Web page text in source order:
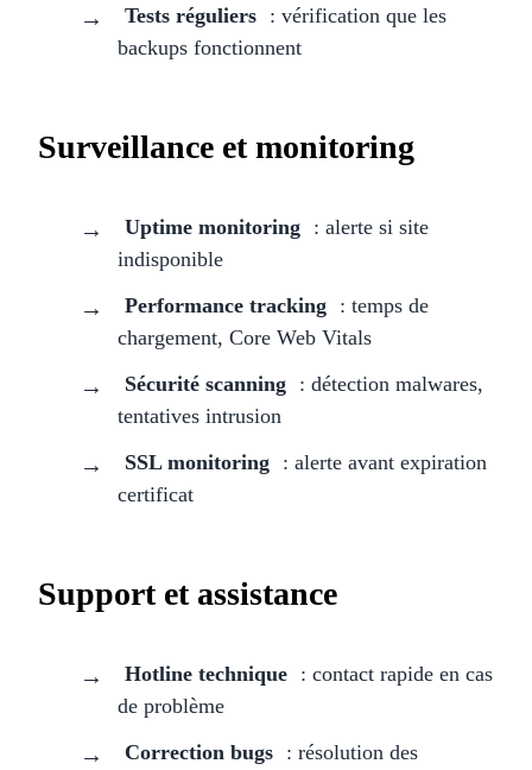
Tests réguliers : vérification que les
backups fonctionnent
Surveillance et monitoring
Uptime monitoring : alerte si site
indisponible
Performance tracking : temps de
chargement, Core Web Vitals
Sécurité scanning : détection malwares,
tentatives intrusion
SSL monitoring : alerte avant expiration
certificat
Support et assistance
Hotline technique : contact rapide en cas
de problème
Correction bugs : résolution des